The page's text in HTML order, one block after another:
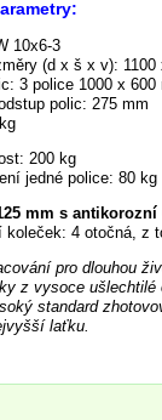
10x6-3
(d x š x v): 1100
3 police 1000 x 600
polic: 275 mm
200 kg
jedné police: 80 kg
mm s antikorozní
koleček: 4 otočná, z
pro dlouhou
z vysoce ušlechtilé
standard
laťku.